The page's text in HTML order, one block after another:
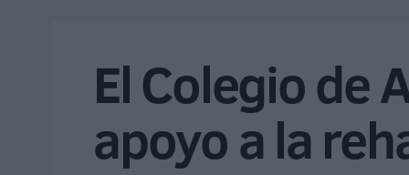
El Colegio de
apoyo a la